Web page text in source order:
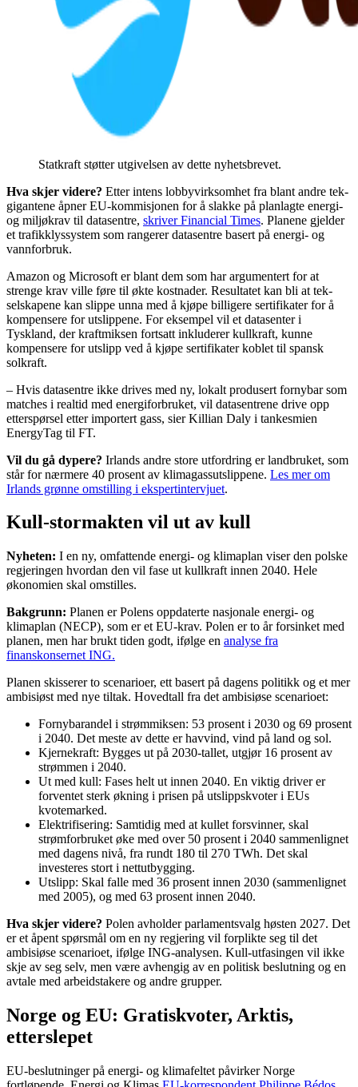
Statkraft støtter utgivelsen av dette nyhetsbrevet.​​​​‌ ‍ ​‍​‍‌‍ ‌ ​‍‌‍‍‌‌‍‌ ‌‍‍‌‌‍ ‍​‍​‍​ ‍‍​‍​‍‌ ​ ‌‍​‌‌‍ ‍‌‍‍‌‌ ‌​‌ ‍‌​‍ ‍‌‍‍‌‌‍ ​‍​‍​‍ ​​‍​‍‌‍‍​‌ ​‍‌‍‌‌‌‍‌‍​‍​‍​ ‍‍​‍​‍‌‍‍​‌ ‌​‌ ‌​‌ ​​‌ ​ ​ ‍‍​‍ ​‍ ‌ ‌ ‌ ‌ ‌ ‌ ​‍ ‍‌ ​ ‌‍​‌‌‍ ‍‌‍‍‌‌ ‌​‌ ‍‌​‍ ‍‌‍‍‌‌‍ ​‍ ‌​​​‌‍ ​ ​​‌‌​​‌ ​​‌‍ ​‌‍ ‍‌‍ ‍‌‌‌‍​ ​‍​‍ ‌ ​ ‌ ‌​‌ ‌‌‌‍‌​‌‍‍‌‌‍ ​‍ ‌‍‍‌‌‍ ‍‌ ‌​‌‍‌‌‌‍ ‍‌ ‌​​‍ ‌‍‌‌‌‍‌​‌‍‍‌‌ ‌​​‍ ‌‍ ‌‌‍ ‌‍‌​‌‍‌‌​ ‌‌ ​​‌ ​‍‌‍‌‌‌ ​ ‌‍‌‌‌‍ ‍‌ ‌​‌‍​‌‌ ‌​‌‍‍‌‌‍ ‌‍ ‍​ ‍ ‌‍‍‌‌‍‌​​ ‌‌‍​ ‌‍‌‍​ ​‌​ ‌‍​ ‍‌​ ‍‌​ ‌ ​ ​‌​‍ ‌​ ​‍​ ​‌‌‍​‌‌‍‌‍​‍ ‌​ ‌​​ ‌‍​ ‍​​ ‌ ​‍ ‌‌‍​‍​ ‍‌​ ‌​​ ​​​‍ ‌‌‍​‍​ ‍​​ ‌‌‌‍‌‌‌‍‌‌‌‍​‍‌‍‌​​ ‌​​ ‌‍‌‍‌‍​ ‌‍​ ​‍​ ‍ ‌ ‌​‌ ‍‌‌ ​​‌‍‌‌​ ‌‌ ​​‌‍ ‌ ​ ‌ ‌​​ ‍ ‌ ​​‌‍​‌‌ ‌​‌‍‍​​ ‌‌‍​ ‌‍ ‌‍ ‍‌ ‌​‌‍‌‌‌‍ ‍‌ ‌​​‍‌‌​ ‌‌‌​​‍‌‌ ‌‍‍ ‌‍‌‌‌ ‍‌​‍‌‌​ ​ ‌​‌​​‍‌‌​ ​ ‌​‌​​‍‌‌​ ​‍​ ​‍​ ‍​​ ‌‌‌‍‌‌‌‍​ ​ ‍‌‌‍‌​​ ​ ​ ‍‌‌‍​‍​ ‌‌​ ‌ ‌‍‌​​‍‌‌​ ​‍​ ​‍​‍‌‌​ ‌‌‌​‌​​‍ ‍‌‍​ ‌‍​‌‌ ​​‌ ‌​‌‍‍‌‌‍ ‌‍ ‍​ ‌‍​‍‌‍​‌‌ ​ ‌‍‌‌‌‌‌‌‌ ​‍‌‍ ​​ ‌‌‍‍​‌ ‌​‌ ‌​‌ ​​‌ ​ ​‍‌‌​ ​ ‌​​‌​‍‌‌​ ​‍‌​‌‍​‍‌‌​ ​‍‌​‌‍‌ ‌ ‌ ‌ ‌ ‌ ​‍ ‍‌ ​ ‌‍​‌‌‍ ‍‌‍‍‌‌ ‌​‌ ‍‌​‍ ‍‌‍‍‌‌‍ ​‍‌‌​ ​‍‌​‌‍​‍‌‌​ ‌​​ ​​‌‍ ​ ​​‌‌​​‌ ​​‌‍ ​‌‍ ‍‌‍ ‍‌‌‌‍​ ​‍​‍‌‌​ ​‍‌​‌‍‌ ​ ‌ ‌​‌ ‌‌‌‍‌​‌‍‍‌‌‍ ​‍‌‍‌‍‍‌‌‍‌​​ ‌‌‍​ ‌‍‌‍​ ​‌​ ‌‍​ ‍‌​ ‍‌​ ‌ ​ ​‌​‍ ‌​ ​‍​ ​‌‌‍​‌‌‍‌‍​‍ ‌​ ‌​​ ‌‍​ ‍​​ ‌ ​‍ ‌‌‍​‍​ ‍‌​ ‌​​ ​​​‍ ‌‌‍​‍​ ‍​​ ‌‌‌‍‌‌‌‍‌‌‌‍​‍‌‍‌​​ ‌​​ ‌‍‌‍‌‍​ ‌‍​ ​‍​‍‌‍‌ ‌​‌ ‍‌‌ ​​‌‍‌‌​ ‌‌ ​​‌‍ ‌ ​ ‌ ‌​​‍‌‍‌ ​​‌‍​‌‌ ‌​‌‍‍​​ ‌‌‍​ ‌‍ ‌‍ ‍‌ ‌​‌‍‌‌‌‍ ‍‌ ‌​​‍‌‌​ ‌‌‌​​‍‌‌ ‌‍‍ ‌‍‌‌‌ ‍‌​‍‌‌​ ​ ‌​‌​​‍‌‌​ ​ ‌​‌​​‍‌‌​ ​‍​ ​‍​ ‍​​ ‌‌‌‍‌‌‌‍​ ​ ‍‌‌‍‌​​ ​ ​ ‍‌‌‍​‍​ ‌‌​ ‌ ‌‍‌​​‍‌‌​ ​‍​ ​‍​‍‌‌​ ‌‌‌​‌​​‍ ‍‌‍​ ‌‍​‌‌ ​​‌ ‌​‌‍‍‌‌‍ ‌‍ ‍​‍‌‍‌ ​​‌‍‌‌‌ ​‍‌ ​ ‌ ​​‌‍‌‌‌‍​ ‌ ‌​‌‍‍‌‌ ‌‍‌‍‌‌​ ‌‌ ​​‌ ‌‌‌‍​‍‌‍ ​‌‍‍‌‌ ​ ‌‍‍​‌‍‌‌‌‍‌​​‍​‍‌ ‌
Hva skjer videre? Etter intens lobbyvirksomhet fra blant andre tek-
gigantene åpner EU-kommisjonen for å slakke på planlagte energi-
og miljøkrav til datasentre, skriver Financial Times. Planene gjelder
et trafikklyssystem som rangerer datasentre basert på energi- og
vannforbruk.
Amazon og Microsoft er blant dem som har argumentert for at
strenge krav ville føre til økte kostnader. Resultatet kan bli at tek-
selskapene kan slippe unna med å kjøpe billigere sertifikater for å
kompensere for utslippene. For eksempel vil et datasenter i
Tyskland, der kraftmiksen fortsatt inkluderer kullkraft, kunne
kompensere for utslipp ved å kjøpe sertifikater koblet til spansk
solkraft.
– Hvis datasentre ikke drives med ny, lokalt produsert fornybar som
matches i realtid med energiforbruket, vil datasentrene drive opp
etterspørsel etter importert gass, sier Killian Daly i tankesmien
EnergyTag til FT.
Vil du gå dypere? Irlands andre store utfordring er landbruket, som
står for nærmere 40 prosent av klimagassutslippene. Les mer om
Irlands grønne omstilling i ekspertintervjuet.
Kull-stormakten vil ut av kull
Nyheten: I en ny, omfattende energi- og klimaplan viser den polske
regjeringen hvordan den vil fase ut kullkraft innen 2040. Hele
økonomien skal omstilles.
Bakgrunn: Planen er Polens oppdaterte nasjonale energi- og
klimaplan (NECP), som er et EU-krav. Polen er to år forsinket med
planen, men har brukt tiden godt, ifølge en analyse fra
finanskonsernet ING.
Planen skisserer to scenarioer, ett basert på dagens politikk og et mer
ambisiøst med nye tiltak. Hovedtall fra det ambisiøse scenarioet:
Fornybarandel i strømmiksen: 53 prosent i 2030 og 69 prosent
i 2040. Det meste av dette er havvind, vind på land og sol.
Kjernekraft: Bygges ut på 2030-tallet, utgjør 16 prosent av
strømmen i 2040.
Ut med kull: Fases helt ut innen 2040. En viktig driver er
forventet sterk økning i prisen på utslippskvoter i EUs
kvotemarked.
Elektrifisering: Samtidig med at kullet forsvinner, skal
strømforbruket øke med over 50 prosent i 2040 sammenlignet
med dagens nivå, fra rundt 180 til 270 TWh. Det skal
investeres stort i nettutbygging.
Utslipp: Skal falle med 36 prosent innen 2030 (sammenlignet
med 2005), og med 63 prosent innen 2040.
Hva skjer videre? Polen avholder parlamentsvalg høsten 2027. Det
er et åpent spørsmål om en ny regjering vil forplikte seg til det
ambisiøse scenarioet, ifølge ING-analysen. Kull-utfasingen vil ikke
skje av seg selv, men være avhengig av en politisk beslutning og en
avtale med arbeidstakere og andre grupper.
Norge og EU: Gratiskvoter, Arktis,
etterslepet
EU-beslutninger på energi- og klimafeltet påvirker Norge